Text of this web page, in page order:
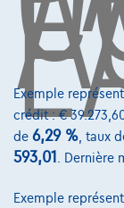
Exemple
crédit : €
de 6,29 %, taux
593,01 . Dernière
Exemple